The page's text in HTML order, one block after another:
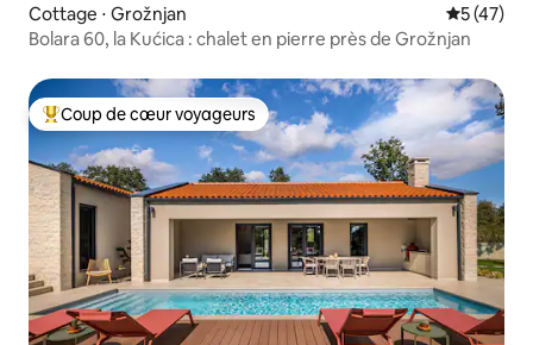
Cottage ⋅ Grožnjan
5 (47)
Bolara 60, la Kućica : chalet en pierre près de Grožnjan
Coups de cœur voyageurs les plus appréciés
Coup de cœur voyageurs